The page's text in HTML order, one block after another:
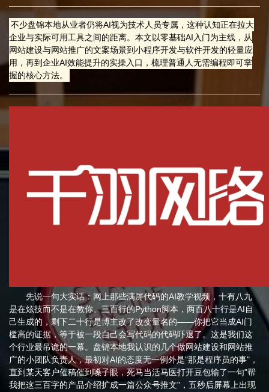
不少盘锦本地从业者仍将AI视为技术人员专属，这种认知正在拉大
企业与实际可用工具之间的距离。本文以零基础AI入门为主线，从
网站建设与网站推广的文案场景到小程序开发与软件开发的轻量应
用，再到企业AI效能提升的实操入口，梳理普通人无需编程即可掌
握的核心方法。
先说一句大实话：网上那些满屏代码的AI教学视频，十有八九
是在炫技而不是在教你。三百行的Python脚本，两百八十行是AI自
己生成的，剩下二十行是博主改了改变量名的——你把它当成AI门
槛高的证据，等于被一段自己会写代码的代码吓退了。这是我们这
个行业最吊诡的一幕。盘锦本地我认识的几个做网站建设和网站推
广的小团队负责人，最初对AI的态度无一例外是"那是程序员的事"，
直到某天客户催稿催到嗓子眼，死马当活马医打开豆包输了一句"帮
我把这三百字的产品介绍扩成一篇公众号推文"，五秒后屏幕上出现